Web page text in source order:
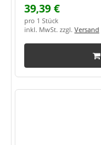
39,39 €
pro 1 Stück
inkl. MwSt. zzgl. Versand